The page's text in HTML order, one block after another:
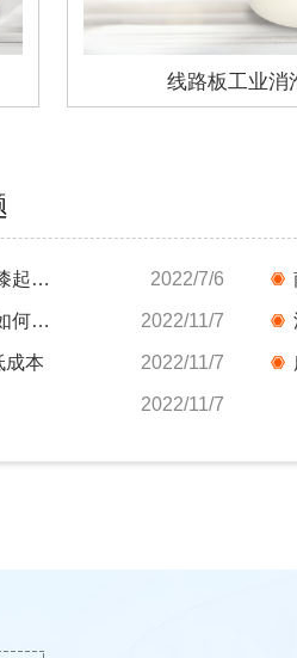
线路板工业消
九江工业漆消泡剂-消泡剂解决工业漆起泡难题 2022/7/6
天津消泡剂-看工业清洗剂消泡剂是如何解决起泡... 2022/11/7
成本 2022/11/7
2022/11/7